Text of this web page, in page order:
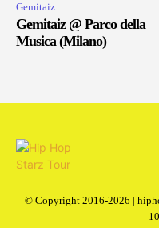
Gemitaiz
Gemitaiz @ Parco della
Musica (Milano)
© Copyright 2016-2026 |